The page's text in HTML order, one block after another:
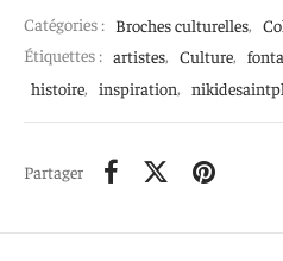
Catégories : Broches culturelles,
Étiquettes : artistes, Culture,
histoire, inspiration,
Partager